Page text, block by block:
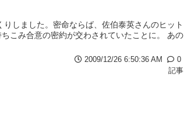
しました。密命ならば、佐伯泰英さんのヒット
こみ合意の密約が交わされていたことに。 あの
2009/12/26 6:50:36 AM
0
記事